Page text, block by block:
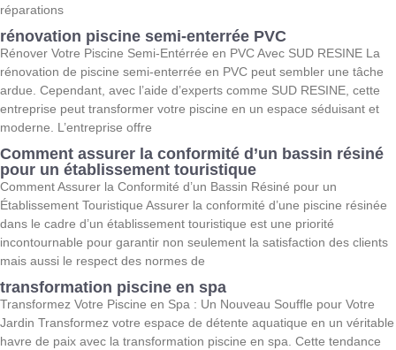
réparations
rénovation piscine semi-enterrée PVC
Rénover Votre Piscine Semi-Entérrée en PVC Avec SUD RESINE La
rénovation de piscine semi-enterrée en PVC peut sembler une tâche
ardue. Cependant, avec l’aide d’experts comme SUD RESINE, cette
entreprise peut transformer votre piscine en un espace séduisant et
moderne. L’entreprise offre
Comment assurer la conformité d’un bassin résiné
pour un établissement touristique
Comment Assurer la Conformité d’un Bassin Résiné pour un
Établissement Touristique Assurer la conformité d’une piscine résinée
dans le cadre d’un établissement touristique est une priorité
incontournable pour garantir non seulement la satisfaction des clients
mais aussi le respect des normes de
transformation piscine en spa
Transformez Votre Piscine en Spa : Un Nouveau Souffle pour Votre
Jardin Transformez votre espace de détente aquatique en un véritable
havre de paix avec la transformation piscine en spa. Cette tendance